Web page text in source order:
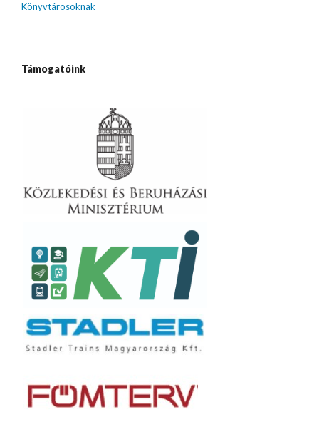
Könyvtárosoknak
Támogatóink